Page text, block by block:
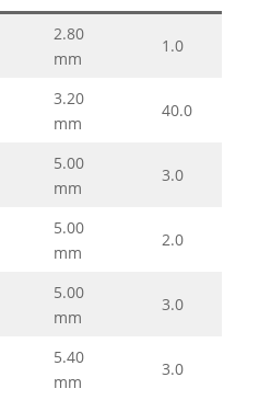
2.80
mm
1.0
3.20
mm
40.0
5.00
mm
3.0
5.00
mm
2.0
5.00
mm
3.0
5.40
mm
3.0